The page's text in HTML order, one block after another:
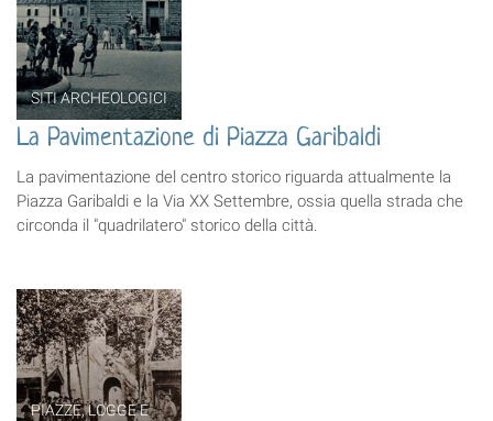
SITI ARCHEOLOGICI
La Pavimentazione di Piazza Garibaldi
La pavimentazione del centro storico riguarda attualmente la
Piazza Garibaldi e la Via XX Settembre, ossia quella strada che
circonda il "quadrilatero" storico della città.
PIAZZE, LOGGE E